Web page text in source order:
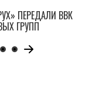
ПЕРЕДАЛИ ВВК
ГРУПП